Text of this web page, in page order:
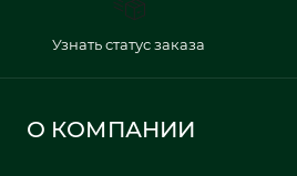
Узнать статус заказа
О КОМПАНИИ